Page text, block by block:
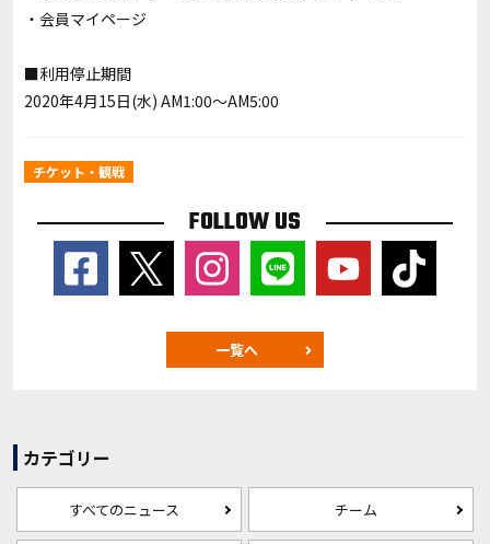
・会員マイページ
■利用停止期間
2020年4月15日(水) AM1:00～AM5:00
チケット・観戦
FOLLOW US
一覧へ
カテゴリー
すべてのニュース チーム